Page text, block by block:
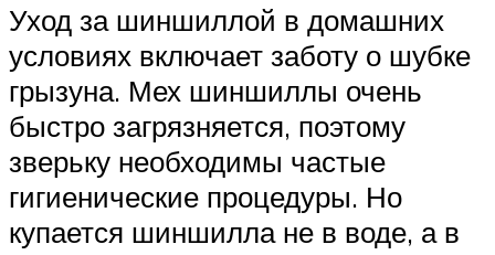
Уход за шиншиллой в домашних
условиях включает заботу о шубке
грызуна. Мех шиншиллы очень
быстро загрязняется, поэтому
зверьку необходимы частые
гигиенические процедуры. Но
купается шиншилла не в воде, а в